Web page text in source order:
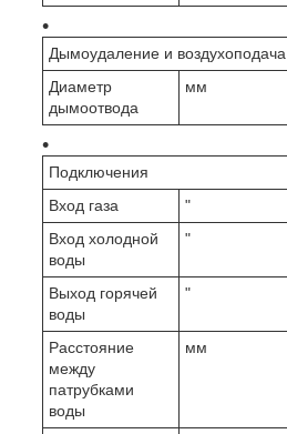
Дымоудаление и воздухоподача
Диаметр
дымоотвода
мм
Подключения
Вход газа
"
Вход холодной
воды
"
Выход горячей
воды
"
Расстояние
между
патрубками
воды
мм